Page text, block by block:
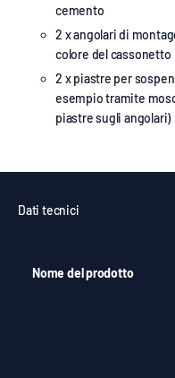
cemento
2 x angolari di
colore del cassonetto
2 x piastre per
esempio tramite
piastre sugli angolari)
Dati tecnici
Nome del prodotto